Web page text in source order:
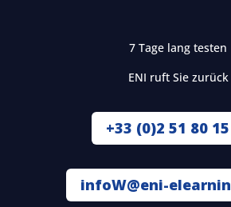
7 Tage lang testen
ENI ruft Sie zurück
+33 (0)2 51 80
infoW@eni-